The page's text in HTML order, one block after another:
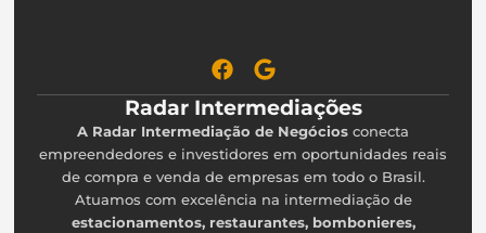
Radar Intermediações
A Radar Intermediação de Negócios conecta
empreendedores e investidores em oportunidades reais
de compra e venda de empresas em todo o Brasil.
Atuamos com excelência na intermediação de
estacionamentos, restaurantes, bombonieres,